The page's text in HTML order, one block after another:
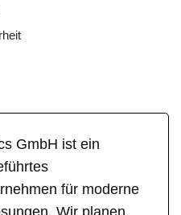
GmbH ist ein
für moderne